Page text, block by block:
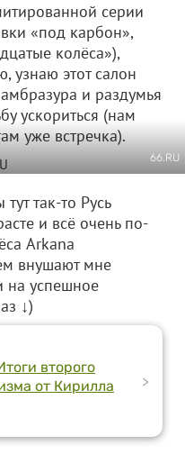
серии
«под карбон»,
колёса»),
узнаю этот салон
и раздумья
ускориться (нам
уже встречка).
66.RU
так-то Русь
и всё очень по-
Arkana
внушают мне
на успешное
↓)
второго
от Кирилла
>